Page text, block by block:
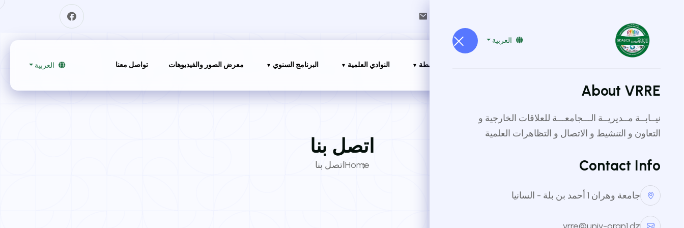
الأنشطة النوادي العلمية البرنامج السنوي معرض الصور والفيديوهات تواصل معنا العربية
العربية
About VRRE
نيــابــة مــديريــة الـــجامعـــة للعلاقات الخارجية و
التعاون و التنشيط و الاتصال و التظاهرات العلمية
Contact Info
جامعة وهران 1 أحمد بن بلة - السانيا
اتصل بنا
Homeاتصل بنا